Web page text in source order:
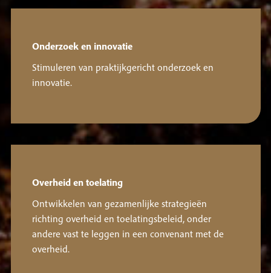
Onderzoek en innovatie
Stimuleren van praktijkgericht onderzoek en
innovatie.
Overheid en toelating
Ontwikkelen van gezamenlijke strategieën
richting overheid en toelatingsbeleid, onder
andere vast te leggen in een convenant met de
overheid.